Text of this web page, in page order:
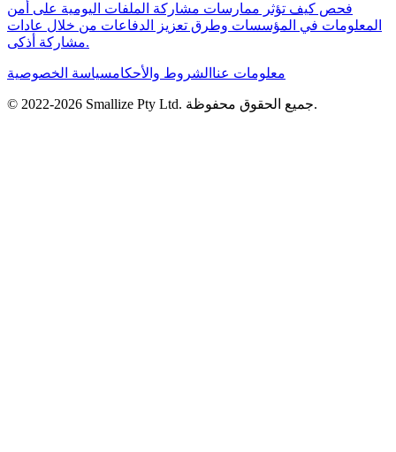
فحص كيف تؤثر ممارسات مشاركة الملفات اليومية على أمن
المعلومات في المؤسسات وطرق تعزيز الدفاعات من خلال عادات
مشاركة أذكى.
معلومات عنا الشروط والأحكامسياسة الخصوصية
© 2022-2026 Smallize Pty Ltd. جميع الحقوق محفوظة.